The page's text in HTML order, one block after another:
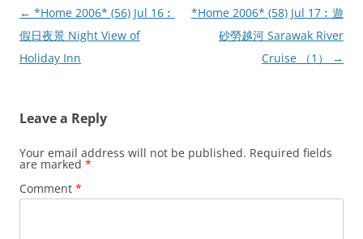
Post
navigation
← *Home 2006* (56) Jul 16︰
假日夜景 Night View of
Holiday Inn
*Home 2006* (58) Jul 17︰遊
砂勞越河 Sarawak River
Cruise （1）
→
Leave a Reply
Your email address will not be published. Required fields
are marked *
Comment *